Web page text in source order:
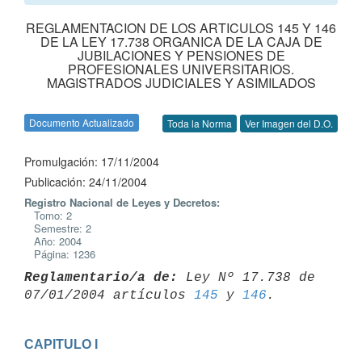
REGLAMENTACION DE LOS ARTICULOS 145 Y 146
DE LA LEY 17.738 ORGANICA DE LA CAJA DE
JUBILACIONES Y PENSIONES DE
PROFESIONALES UNIVERSITARIOS.
MAGISTRADOS JUDICIALES Y ASIMILADOS
Documento Actualizado Toda la Norma Ver Imagen del D.O.
Promulgación: 17/11/2004
Publicación: 24/11/2004
Registro Nacional de Leyes y Decretos:
Tomo: 2
Semestre: 2
Año: 2004
Página: 1236
Reglamentario/a de:
Ley Nº 17.738 de
07/01/2004 artículos 145 y 146
CAPITULO I